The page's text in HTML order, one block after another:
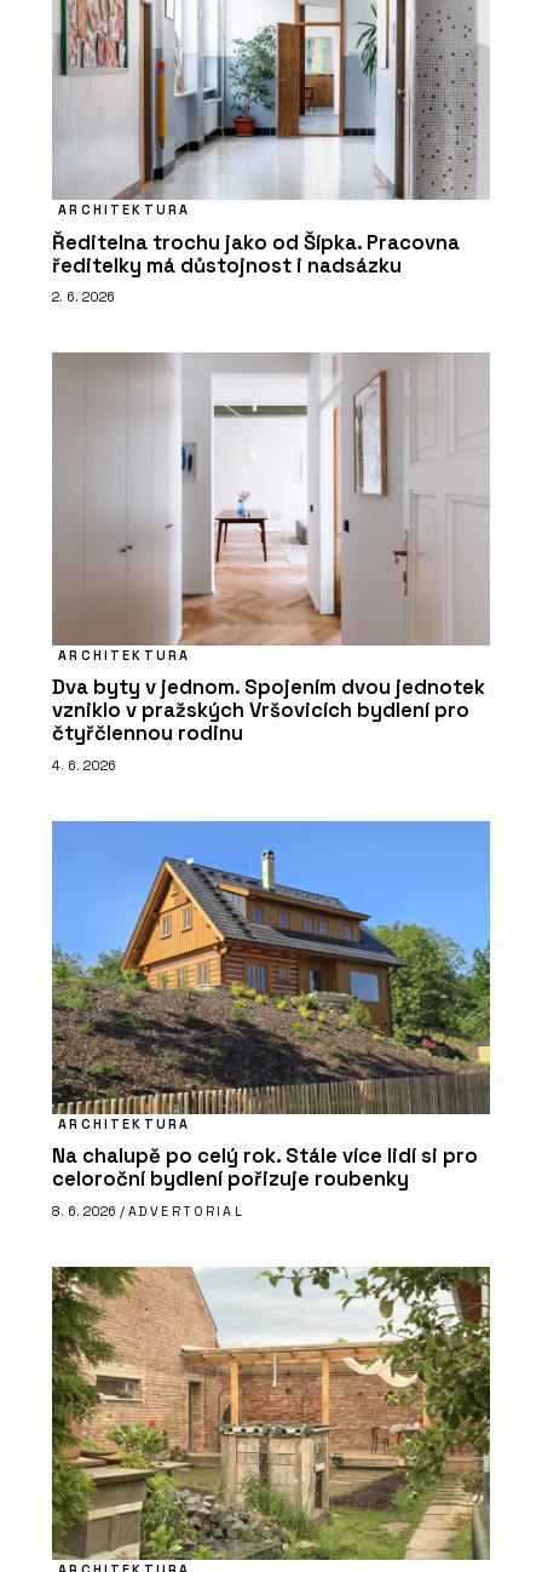
ARCHITEKTURA
Ředitelna trochu jako od Šípka. Pracovna
ředitelky má důstojnost i nadsázku
2. 6. 2026
ARCHITEKTURA
Dva byty v jednom. Spojením dvou jednotek
vzniklo v pražských Vršovicích bydlení pro
čtyřčlennou rodinu
4. 6. 2026
ARCHITEKTURA
Na chalupě po celý rok. Stále více lidí si pro
celoroční bydlení pořizuje roubenky
8. 6. 2026 / ADVERTORIAL